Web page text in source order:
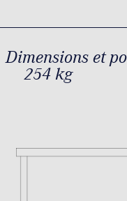
Dimensions et
254 kg